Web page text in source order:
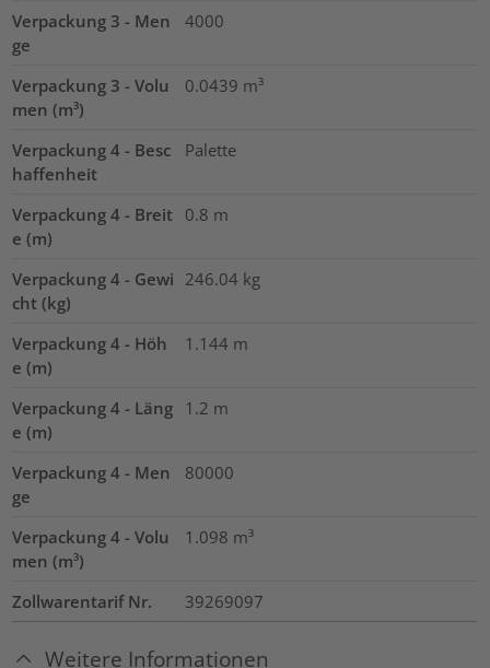
Verpackung 3 - Men
ge
4000
Verpackung 3 - Volu
men (m³)
0.0439 m³
Verpackung 4 - Besc
haffenheit
Palette
Verpackung 4 - Breit
e (m)
0.8 m
Verpackung 4 - Gewi
cht (kg)
246.04 kg
Verpackung 4 - Höh
e (m)
1.144 m
Verpackung 4 - Läng
e (m)
1.2 m
Verpackung 4 - Men
ge
80000
Verpackung 4 - Volu
men (m³)
1.098 m³
Zollwarentarif Nr. 39269097
Weitere Informationen